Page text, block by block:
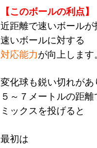
【このボールの利点】
近距離で速いボールが
速いボールに対する
対応能力が向上します
変化球も鋭い切れがあ
５～７メートルの距離
ミックスを投げると
最初は